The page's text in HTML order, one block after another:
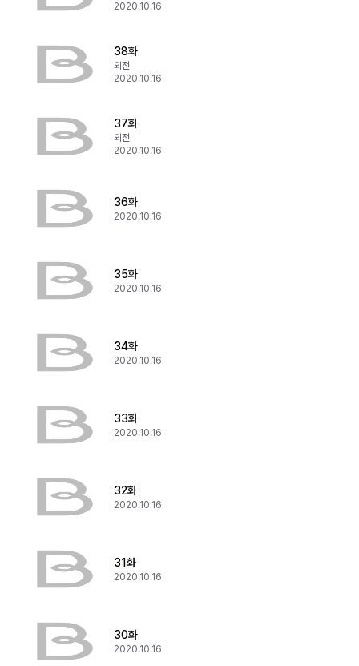
2020.10.16
38화
외전
2020.10.16
37화
외전
2020.10.16
36화
2020.10.16
35화
2020.10.16
34화
2020.10.16
33화
2020.10.16
32화
2020.10.16
31화
2020.10.16
30화
2020.10.16